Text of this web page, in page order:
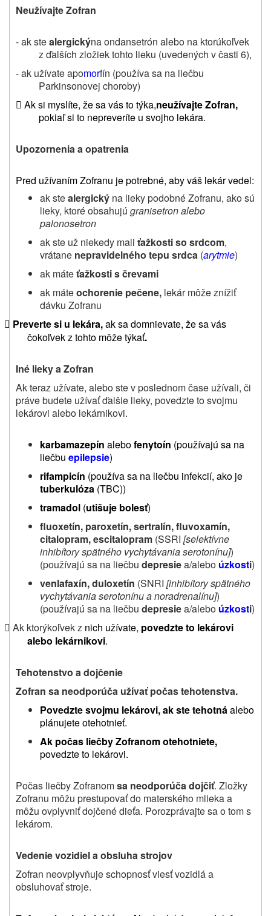
Neužívajte Zofran
- ak stealergickýna ondansetrón alebo na ktorúkoľvek
z ďalších zložiek tohto lieku (uvedených v časti 6),
- ak užívate apomorfín (používa sa na liečbu
Parkinsonovej choroby)
 Ak si myslíte, že sa vás to týka,neužívajte Zofran,
pokiaľ si to nepreveríte u svojho lekára.
Upozornenia a opatrenia
Pred užívaním Zofranu je potrebné, aby váš lekár vedel:
ak stealergický na lieky podobné Zofranu, ako sú
lieky, ktoré obsahujú granisetron alebo
palonosetron
ak ste už niekedy mali ťažkosti so srdcom,
vrátane nepravidelného tepu srdca (arytmie)
ak máteťažkosti s črevami
ak máteochorenie pečene, lekár môže znížiť
dávku Zofranu
 Preverte si u lekára,ak sa domnievate, že sa vás
čokoľvek z tohto môže týkať.
Iné lieky a Zofran
Ak teraz užívate, alebo ste v poslednom čase užívali, či
práve budete užívať ďalšie lieky, povedzte to svojmu
lekárovi alebo lekárnikovi.
karbamazepín alebofenytoín (používajú sa na
liečbu epilepsie)
rifampicín (používa sa na liečbu infekcií, ako je
tuberkulóza (TBC))
tramadol (utišuje bolesť)
fluoxetín, paroxetín, sertralín, fluvoxamín,
citalopram, escitalopram (SSRI [selektívne
inhibítory spätného vychytávania serotonínu])
(používajú sa na liečbu depresiea/alebo úzkosti)
venlafaxín, duloxetín (SNRI [inhibítory spätného
vychytávania serotonínu a noradrenalínu])
(používajú sa na liečbu depresiea/alebo úzkosti)
 Ak ktorýkoľvek z nich užívate, povedzte to lekárovi
alebo lekárnikovi.
Tehotenstvo a dojčenie
Zofran sa neodporúča užívať počas tehotenstva.
Povedzte svojmu lekárovi, ak ste tehotnáalebo
plánujete otehotnieť.
Ak počas liečby Zofranom otehotniete,
povedzte to lekárovi.
Počas liečby Zofranomsa neodporúča dojčiť. Zložky
Zofranu môžu prestupovať do materského mlieka a
môžu ovplyvniť dojčené dieťa. Porozprávajte sa o tom s
lekárom.
Vedenie vozidiel a obsluha strojov
Zofran neovplyvňuje schopnosť viesť vozidlá a
obsluhovať stroje.